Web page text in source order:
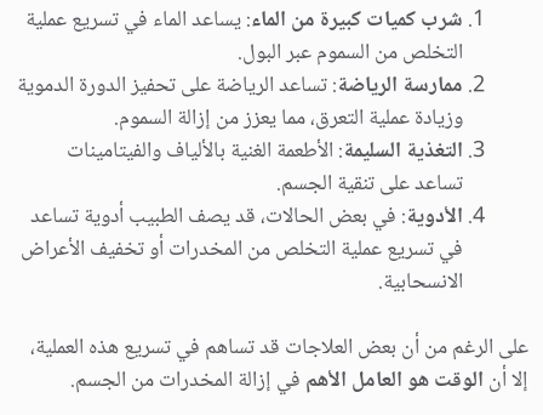
شرب كميات كبيرة من الماء: يساعد الماء في تسريع عملية
التخلص من السموم عبر البول.
ممارسة الرياضة: تساعد الرياضة على تحفيز الدورة الدموية
وزيادة عملية التعرق، مما يعزز من إزالة السموم.
التغذية السليمة: الأطعمة الغنية بالألياف والفيتامينات
تساعد على تنقية الجسم.
الأدوية: في بعض الحالات، قد يصف الطبيب أدوية تساعد
في تسريع عملية التخلص من المخدرات أو تخفيف الأعراض
الانسحابية.
على الرغم من أن بعض العلاجات قد تساهم في تسريع هذه العملية،
إلا أن الوقت هو العامل الأهم في إزالة المخدرات من الجسم.